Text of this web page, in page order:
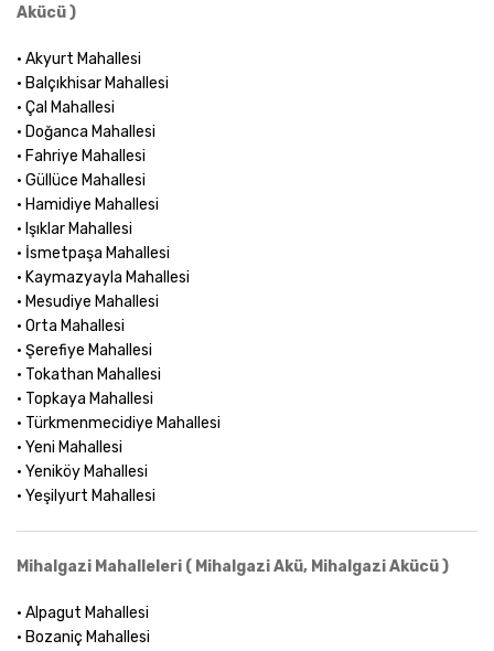
Akücü )
• Akyurt Mahallesi
• Balçıkhisar Mahallesi
• Çal Mahallesi
• Doğanca Mahallesi
• Fahriye Mahallesi
• Güllüce Mahallesi
• Hamidiye Mahallesi
• Işıklar Mahallesi
• İsmetpaşa Mahallesi
• Kaymazyayla Mahallesi
• Mesudiye Mahallesi
• Orta Mahallesi
• Şerefiye Mahallesi
• Tokathan Mahallesi
• Topkaya Mahallesi
• Türkmenmecidiye Mahallesi
• Yeni Mahallesi
• Yeniköy Mahallesi
• Yeşilyurt Mahallesi
Mihalgazi Mahalleleri ( Mihalgazi Akü, Mihalgazi Akücü )
• Alpagut Mahallesi
• Bozaniç Mahallesi